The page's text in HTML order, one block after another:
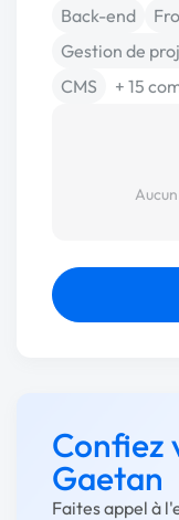
Back-end
Gestion de
CMS
+ 15
Confiez
Gaetan
Faites appel à